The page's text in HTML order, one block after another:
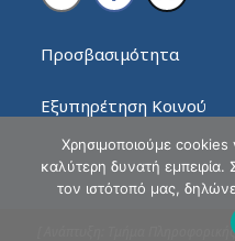
Προσβασιμότητα
Εξυπηρέτηση Κοινού
[ Ανάπτυξη: Τμήμα
Χρησιμοποιούμε
καλύτερη δυνατή εμπειρία.
τον ιστότοπό μας,